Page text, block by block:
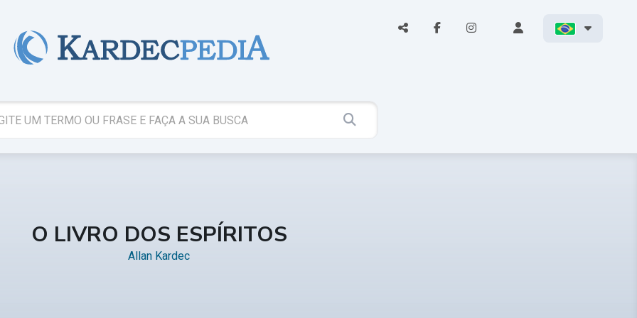
O LIVRO DOS ESPÍRITOS
Allan Kardec